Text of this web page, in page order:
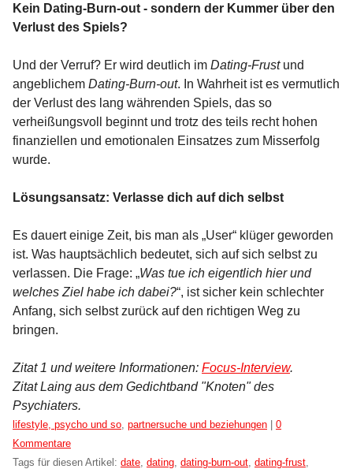
Kein Dating-Burn-out - sondern der Kummer über den
Verlust des Spiels?
Und der Verruf? Er wird deutlich im Dating-Frust und
angeblichem Dating-Burn-out. In Wahrheit ist es vermutlich
der Verlust des lang währenden Spiels, das so
verheißungsvoll beginnt und trotz des teils recht hohen
finanziellen und emotionalen Einsatzes zum Misserfolg
wurde.
Lösungsansatz: Verlasse dich auf dich selbst
Es dauert einige Zeit, bis man als „User“ klüger geworden
ist. Was hauptsächlich bedeutet, sich auf sich selbst zu
verlassen. Die Frage: „Was tue ich eigentlich hier und
welches Ziel habe ich dabei?“, ist sicher kein schlechter
Anfang, sich selbst zurück auf den richtigen Weg zu
bringen.
Zitat 1 und weitere Informationen: Focus-Interview.
Zitat Laing aus dem Gedichtband "Knoten" des
Psychiaters.
Kategorien:
lifestyle, psycho und so partnersuche und beziehungen | 0
Kommentare
Tags für diesen Artikel: date dating dating-burn-out dating-frust